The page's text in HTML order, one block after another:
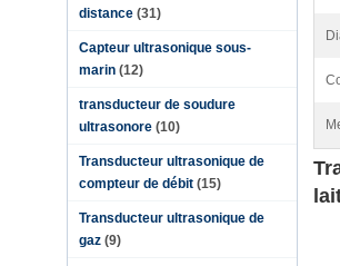
distance (31)
Capteur ultrasonique sous-
marin (12)
transducteur de soudure
ultrasonore (10)
Transducteur ultrasonique de
compteur de débit (15)
Transducteur ultrasonique de
gaz (9)